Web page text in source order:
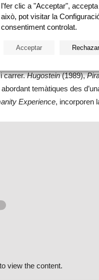
i des de llavors ha
Els seus espectacles es
disciplines en les
i carrer.Hugostein(1989),
temàtiques des
Experience, incorporen
view the content.
l'fer clic a "Acceptar",
això, pot visitar la
consentiment controlat.
Acceptar Rechazar